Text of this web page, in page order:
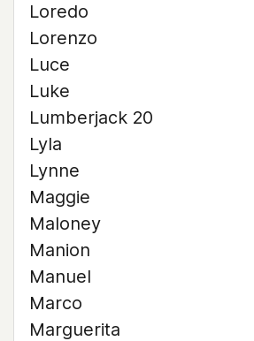
Loredo
Lorenzo
Luce
Luke
Lumberjack 20
Lyla
Lynne
Maggie
Maloney
Manion
Manuel
Marco
Marguerita